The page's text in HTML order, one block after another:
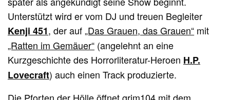
Unterstützt wird er vom DJ und treuen Begleiter
Kenji 451, der auf„Das Grauen, das Grauen“ mit
„Ratten im Gemäuer“ (angelehnt an eine
Kurzgeschichte des Horrorliteratur-Heroen H.P.
Lovecraft) auch einen Track produzierte.
Die Pforten der Hölle öffnet grim104 mit dem